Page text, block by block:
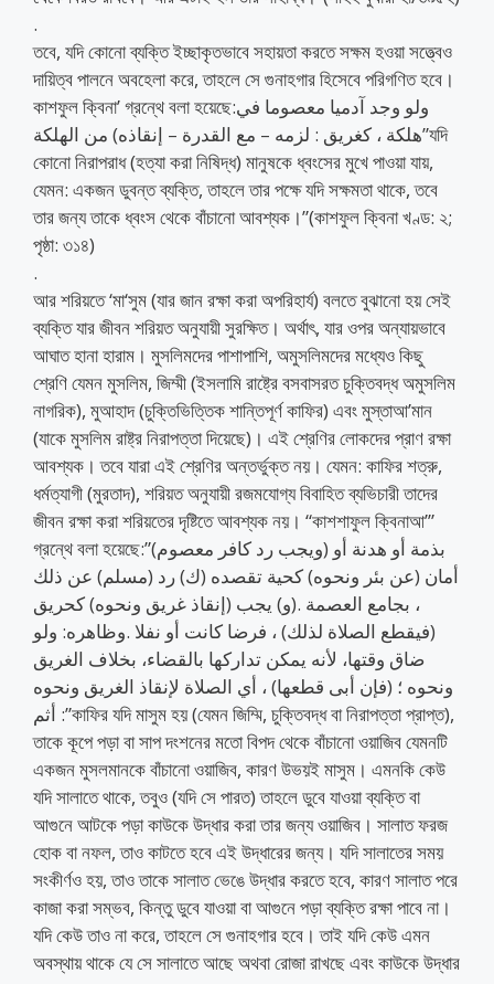
.
তবে, যদি কোনো ব্যক্তি ইচ্ছাকৃতভাবে সহায়তা করতে সক্ষম হওয়া সত্ত্বেও
দায়িত্ব পালনে অবহেলা করে, তাহলে সে গুনাহগার হিসেবে পরিগণিত হবে।
কাশফুল ক্বিনা’ গ্রন্থে বলা হয়েছে:ولو وجد آدميا معصوما في
هلكة ، كغريق : لزمه – مع القدرة – إنقاذه) من الهلكة”যদি
কোনো নিরাপরাধ (হত্যা করা নিষিদ্ধ) মানুষকে ধ্বংসের মুখে পাওয়া যায়,
যেমন: একজন ডুবন্ত ব্যক্তি, তাহলে তার পক্ষে যদি সক্ষমতা থাকে, তবে
তার জন্য তাকে ধ্বংস থেকে বাঁচানো আবশ্যক।”(কাশফুল ক্বিনা খণ্ড: ২;
পৃষ্ঠা: ৩১৪)
.
আর শরিয়তে ‘মা‘সুম (যার জান রক্ষা করা অপরিহার্য) বলতে বুঝানো হয় সেই
ব্যক্তি যার জীবন শরিয়ত অনুযায়ী সুরক্ষিত। অর্থাৎ, যার ওপর অন্যায়ভাবে
আঘাত হানা হারাম। মুসলিমদের পাশাপাশি, অমুসলিমদের মধ্যেও কিছু
শ্রেণি যেমন মুসলিম, জিম্মী (ইসলামি রাষ্ট্রে বসবাসরত চুক্তিবদ্ধ অমুসলিম
নাগরিক), মুআহাদ (চুক্তিভিত্তিক শান্তিপূর্ণ কাফির) এবং মুস্তাআ’মান
(যাকে মুসলিম রাষ্ট্র নিরাপত্তা দিয়েছে)। এই শ্রেণির লোকদের প্রাণ রক্ষা
আবশ্যক। তবে যারা এই শ্রেণির অন্তর্ভুক্ত নয়। যেমন: কাফির শত্রু,
ধর্মত্যাগী (মুরতাদ), শরিয়ত অনুযায়ী রজমযোগ্য বিবাহিত ব্যভিচারী তাদের
জীবন রক্ষা করা শরিয়তের দৃষ্টিতে আবশ্যক নয়। “কাশশাফুল ক্বিনাআ’”
গ্রন্থে বলা হয়েছে:”(ويجب رد كافر معصوم) بذمة أو هدنة أو
أمان (عن بئر ونحوه) كحية تقصده (ك) رد (مسلم) عن ذلك
، بجامع العصمة .(و) يجب (إنقاذ غريق ونحوه) كحريق
(فيقطع الصلاة لذلك) ، فرضا كانت أو نفلا .وظاهره: ولو
ضاق وقتها، لأنه يمكن تداركها بالقضاء، بخلاف الغريق
ونحوه ؛ (فإن أبى قطعها) ، أي الصلاة لإنقاذ الغريق ونحوه
: أثم”কাফির যদি মাসুম হয় (যেমন জিম্মি, চুক্তিবদ্ধ বা নিরাপত্তা প্রাপ্ত),
তাকে কূপে পড়া বা সাপ দংশনের মতো বিপদ থেকে বাঁচানো ওয়াজিব যেমনটি
একজন মুসলমানকে বাঁচানো ওয়াজিব, কারণ উভয়ই মাসুম। এমনকি কেউ
যদি সালাতে থাকে, তবুও (যদি সে পারত) তাহলে ডুবে যাওয়া ব্যক্তি বা
আগুনে আটকে পড়া কাউকে উদ্ধার করা তার জন্য ওয়াজিব। সালাত ফরজ
হোক বা নফল, তাও কাটতে হবে এই উদ্ধারের জন্য। যদি সালাতের সময়
সংকীর্ণও হয়, তাও তাকে সালাত ভেঙে উদ্ধার করতে হবে, কারণ সালাত পরে
কাজা করা সম্ভব, কিন্তু ডুবে যাওয়া বা আগুনে পড়া ব্যক্তি রক্ষা পাবে না।
যদি কেউ তাও না করে, তাহলে সে গুনাহগার হবে। তাই যদি কেউ এমন
অবস্থায় থাকে যে সে সালাতে আছে অথবা রোজা রাখছে এবং কাউকে উদ্ধার